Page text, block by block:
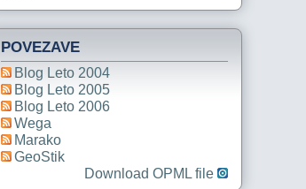
POVEZAVE
Blog Leto 2004
Blog Leto 2005
Blog Leto 2006
Wega
Marako
GeoStik
Download OPML file